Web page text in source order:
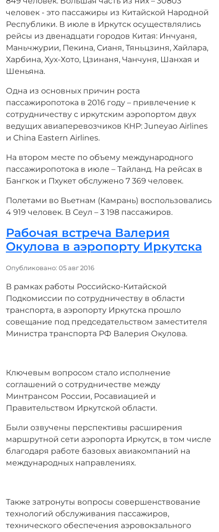
человек - это пассажиры из Китайской Народной
Республики. В июле в Иркутск осуществлялись
рейсы из двенадцати городов Китая: Инчуаня,
Маньчжурии, Пекина, Сианя, Тяньцзиня, Хайлара,
Харбина, Хух-Хото, Цзинаня, Чанчуня, Шанхая и
Шеньяна.
Одна из основных причин роста
пассажиропотока в 2016 году – привлечение к
сотрудничеству с иркутским аэропортом двух
ведущих авиаперевозчиков КНР: Juneyao Airlines
и China Eastern Airlines.
На втором месте по объему международного
пассажиропотока в июле – Тайланд. На рейсах в
Бангкок и Пхукет обслужено 7 369 человек.
Полетами во Вьетнам (Камрань) воспользовались
4 919 человек. В Сеул – 3 198 пассажиров.
Рабочая встреча Валерия
Окулова в аэропорту Иркутска
Информация о материале
Опубликовано: 05 авг 2016
В рамках работы Российско-Китайской
Подкомиссии по сотрудничеству в области
транспорта, в аэропорту Иркутска прошло
совещание под председательством заместителя
Министра транспорта РФ Валерия Окулова.
Ключевым вопросом стало исполнение
соглашений о сотрудничестве между
Минтрансом России, Росавиацией и
Правительством Иркутской области.
Были озвучены перспективы расширения
маршрутной сети аэропорта Иркутск, в том числе
благодаря работе базовых авиакомпаний на
международных направлениях.
Также затронуты вопросы совершенствование
технологий обслуживания пассажиров,
технического обеспечения аэровокзального